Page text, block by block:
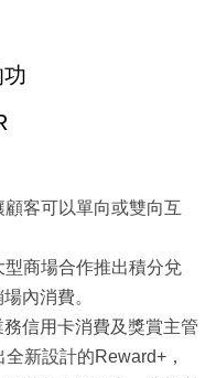
客可以單向或雙向互
商場合作推出積分兌
內消費。
信用卡消費及獎賞主管
新設計的Reward+，